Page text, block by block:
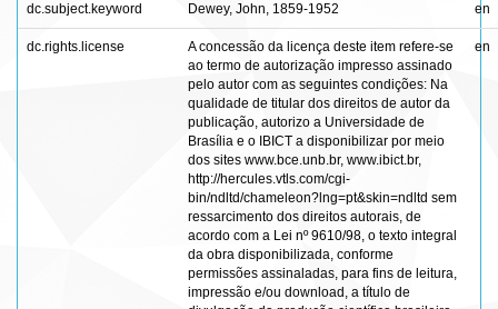
dc.subject.keyword Dewey, John, 1859-1952 en
dc.rights.license
A concessão da licença deste item refere-se
ao termo de autorização impresso assinado
pelo autor com as seguintes condições: Na
qualidade de titular dos direitos de autor da
publicação, autorizo a Universidade de
Brasília e o IBICT a disponibilizar por meio
dos sites www.bce.unb.br, www.ibict.br,
http://hercules.vtls.com/cgi-
bin/ndltd/chameleon?lng=pt&skin=ndltd sem
ressarcimento dos direitos autorais, de
acordo com a Lei nº 9610/98, o texto integral
da obra disponibilizada, conforme
permissões assinaladas, para fins de leitura,
impressão e/ou download, a título de
en